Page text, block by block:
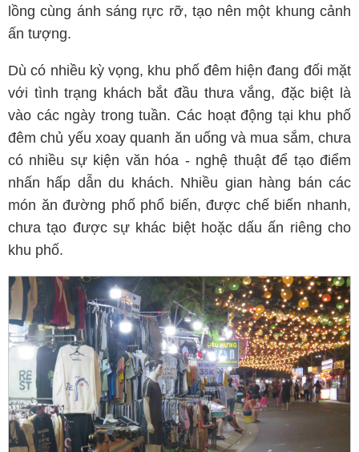
lồng cùng ánh sáng rực rỡ, tạo nên một khung cảnh
ấn tượng.
Dù có nhiều kỳ vọng, khu phố đêm hiện đang đối mặt
với tình trạng khách bắt đầu thưa vắng, đặc biệt là
vào các ngày trong tuần. Các hoạt động tại khu phố
đêm chủ yếu xoay quanh ăn uống và mua sắm, chưa
có nhiều sự kiện văn hóa - nghệ thuật để tạo điểm
nhấn hấp dẫn du khách. Nhiều gian hàng bán các
món ăn đường phố phổ biến, được chế biến nhanh,
chưa tạo được sự khác biệt hoặc dấu ấn riêng cho
khu phố.